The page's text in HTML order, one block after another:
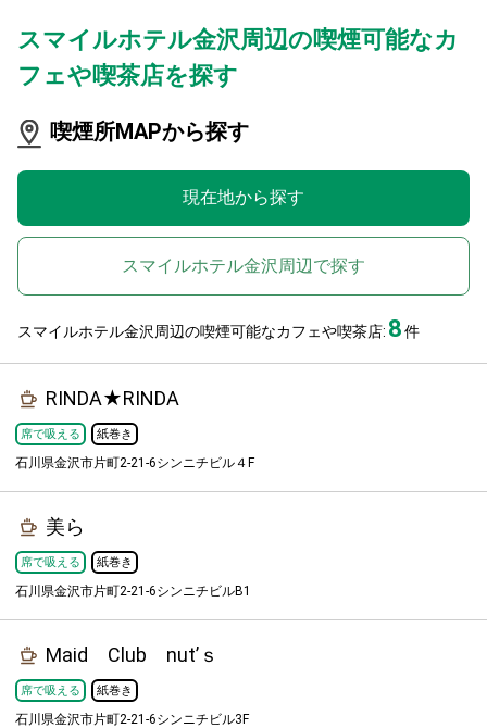
スマイルホテル金沢周辺の喫煙可能なカ
フェや喫茶店を探す
喫煙所MAPから探す
現在地から探す
スマイルホテル金沢周辺で探す
スマイルホテル金沢周辺の喫煙可能なカフェや喫茶店: 8件
RINDA★RINDA
席で吸える 紙巻き
石川県金沢市片町2-21-6シンニチビル４F
美ら
席で吸える 紙巻き
石川県金沢市片町2-21-6シンニチビルB1
Maid Club nut’ｓ
席で吸える 紙巻き
石川県金沢市片町2-21-6シンニチビル3F